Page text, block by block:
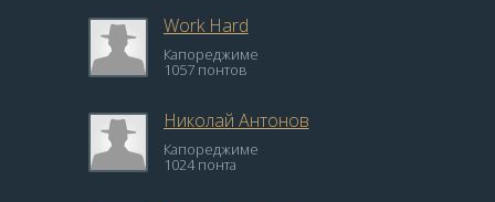
Work Hard
Капореджиме
1057 понтов
Николай Антонов
Капореджиме
1024 понта